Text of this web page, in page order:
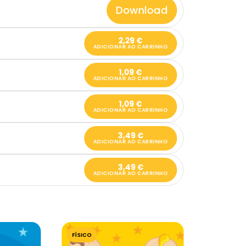
Download
2,29 €
ADICIONAR AO CARRINHO
1,09 €
ADICIONAR AO CARRINHO
1,09 €
ADICIONAR AO CARRINHO
3,49 €
ADICIONAR AO CARRINHO
3,49 €
ADICIONAR AO CARRINHO
FÍSICO